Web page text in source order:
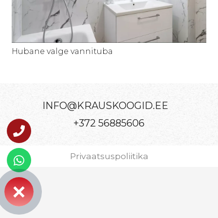
Hubane valge vannituba
INFO@KRAUSKOOGID.EE
+372 56885606
Privaatsuspoliitika